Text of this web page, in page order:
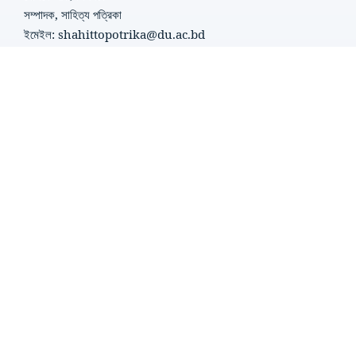
সম্পাদক, সাহিত্য পত্রিকা
ইমেইল: shahittopotrika@du.ac.bd